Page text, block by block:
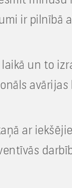
ir pilnībā
un to
ar